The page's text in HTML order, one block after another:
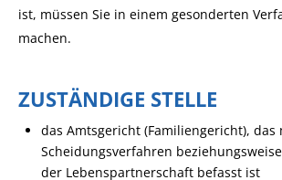
ist, müssen Sie in einem gesonderten
machen.
ZUSTÄNDIGE STELLE
das Amtsgericht (Familiengericht), das
Scheidungsverfahren
der Lebenspartnerschaft befasst ist